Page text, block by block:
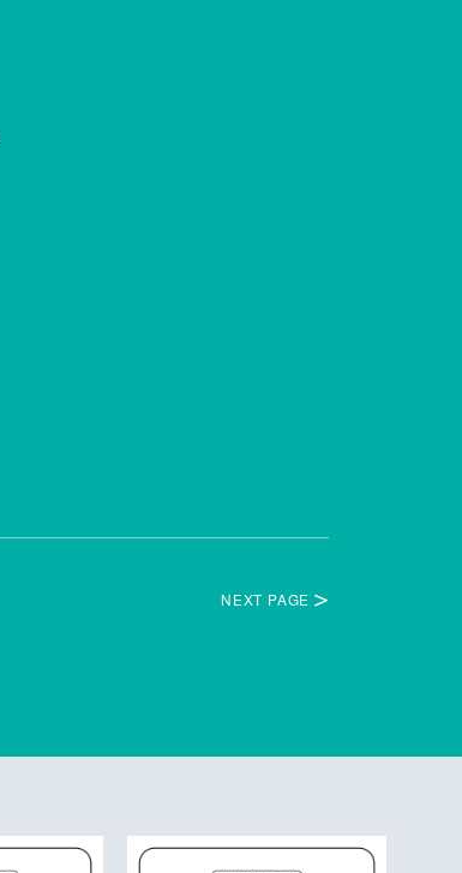
NEXT PAGE